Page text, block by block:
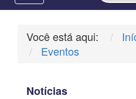
Você está aqui:
Eventos
Notícias